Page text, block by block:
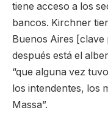
tiene acceso a los
bancos. Kirchner
Buenos Aires
después está el
“que alguna vez
los intendentes, los
Massa”.